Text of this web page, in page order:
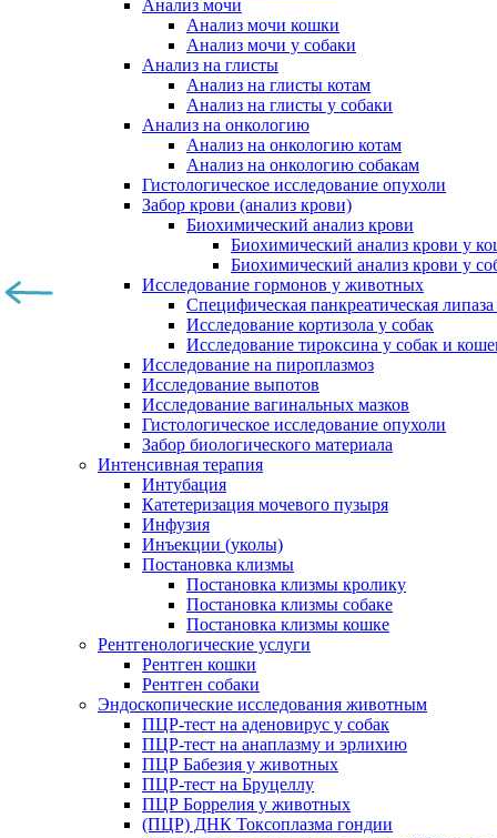
Анализ мочи
Анализ мочи кошки
Анализ мочи у собаки
Анализ на глисты
Анализ на глисты котам
Анализ на глисты у собаки
Анализ на онкологию
Анализ на онкологию котам
Анализ на онкологию собакам
Гистологическое исследование опухоли
Забор крови (анализ крови)
Биохимический анализ крови
Биохимический анализ крови у
Биохимический анализ крови у
Исследование гормонов у животных
Специфическая панкреатическая
Исследование кортизола у собак
Исследование тироксина у собак и
Исследование на пироплазмоз
Исследование выпотов
Исследование вагинальных мазков
Гистологическое исследование опухоли
Забор биологического материала
Интенсивная терапия
Интубация
Катетеризация мочевого пузыря
Инфузия
Инъекции (уколы)
Постановка клизмы
Постановка клизмы кролику
Постановка клизмы собаке
Постановка клизмы кошке
Рентгенологические услуги
Рентген кошки
Рентген собаки
Эндоскопические исследования животным
ПЦР-тест на аденовирус у собак
ПЦР-тест на анаплазму и эрлихию
ПЦР Бабезия у животных
ПЦР-тест на Бруцеллу
ПЦР Боррелия у животных
(ПЦР) ДНК Токсоплазма гондии